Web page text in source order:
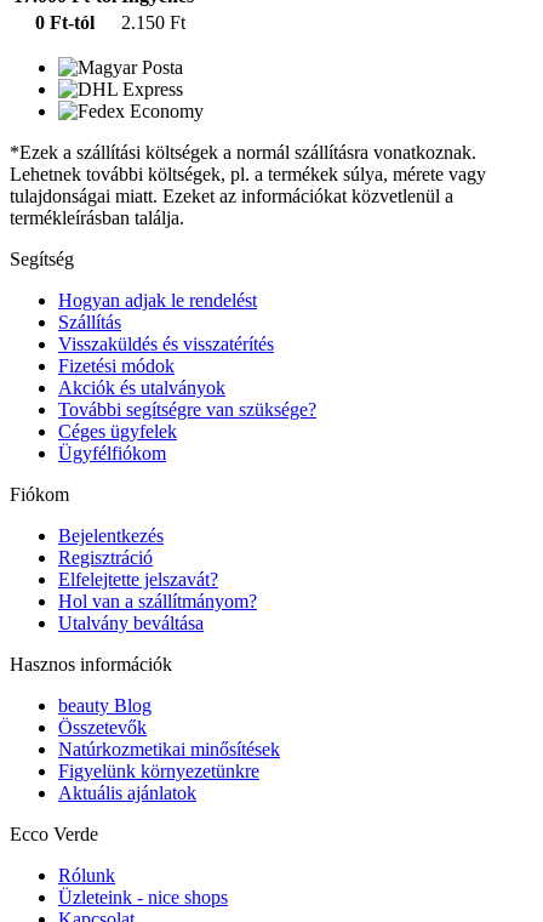
0 Ft-tól
2.150 Ft
*Ezek a szállítási költségek a normál szállításra vonatkoznak.
Lehetnek további költségek, pl. a termékek súlya, mérete vagy
tulajdonságai miatt. Ezeket az információkat közvetlenül a
termékleírásban találja.
Segítség
Hogyan adjak le rendelést
Szállítás
Visszaküldés és visszatérítés
Fizetési módok
Akciók és utalványok
További segítségre van szüksége?
Céges ügyfelek
Ügyfélfiókom
Fiókom
Bejelentkezés
Regisztráció
Elfelejtette jelszavát?
Hol van a szállítmányom?
Utalvány beváltása
Hasznos információk
beauty Blog
Összetevők
Natúrkozmetikai minősítések
Figyelünk környezetünkre
Aktuális ajánlatok
Ecco Verde
Rólunk
Üzleteink - nice shops